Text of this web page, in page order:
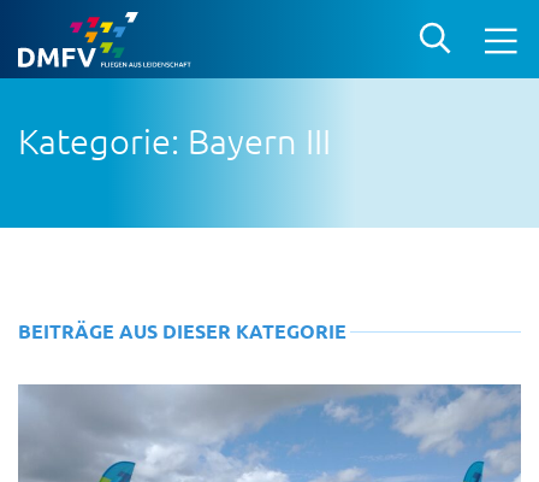
Kategorie: Bayern III
BEITRÄGE AUS DIESER KATEGORIE